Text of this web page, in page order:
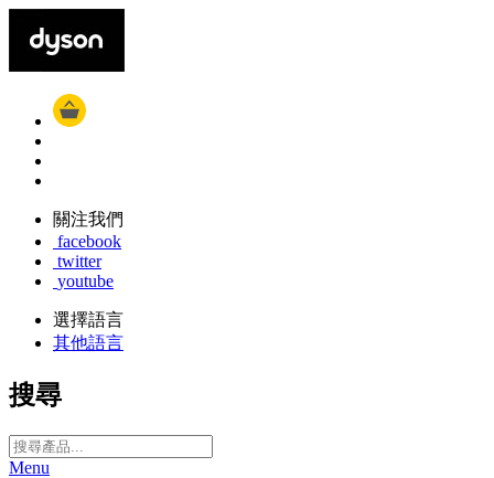
關注我們
facebook
twitter
youtube
選擇語言
其他語言
搜尋
Menu